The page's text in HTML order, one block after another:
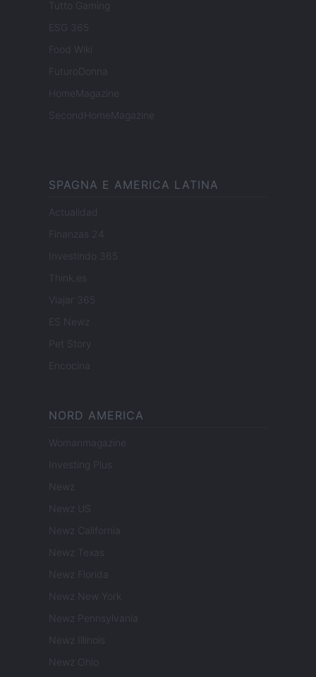
Tutto Gaming
ESG 365
Food Wiki
FuturoDonna
HomeMagazine
SecondHomeMagazine
SPAGNA E AMERICA LATINA
Actualidad
Finanzas 24
Investindo 365
Think.es
Viajar 365
ES Newz
Pet Story
Encocina
NORD AMERICA
Womanmagazine
Investing Plus
Newz
Newz US
Newz California
Newz Texas
Newz Florida
Newz New York
Newz Pennsylvania
Newz Illinois
Newz Ohio